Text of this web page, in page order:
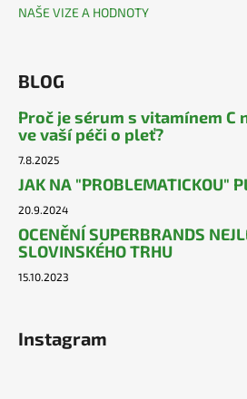
NAŠE VIZE A HODNOTY
BLOG
Proč je sérum s vitamínem C
ve vaší péči o pleť?
7.8.2025
JAK NA "PROBLEMATICKOU"
20.9.2024
OCENĚNÍ SUPERBRANDS
SLOVINSKÉHO TRHU
15.10.2023
Instagram